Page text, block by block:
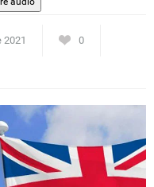
2021 0